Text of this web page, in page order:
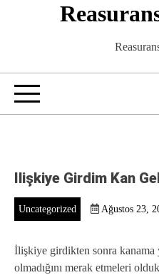
Ilişkiye Girdim Kan
Uncategorized Ağustos 23,
İlişkiye girdikten sonra kanama
olmadığını merak etmeleri